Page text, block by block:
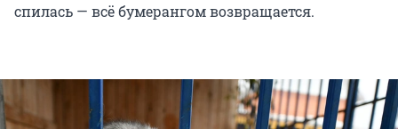
спилась — всё бумерангом возвращается.